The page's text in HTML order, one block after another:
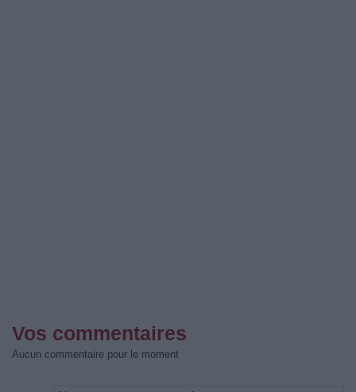
Vos commentaires
Aucun commentaire pour le moment